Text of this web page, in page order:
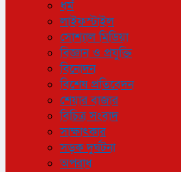
ধর্ম
লাইফস্টাইল
সোশ্যাল মিডিয়া
বিজ্ঞান ও প্রযুক্তি
বিনোদন
বিশেষ প্রতিবেদন
শেয়ার বাজার
বিচিত্র সংবাদ
সাক্ষাৎকার
সড়ক দুর্ঘটনা
অপরাধ